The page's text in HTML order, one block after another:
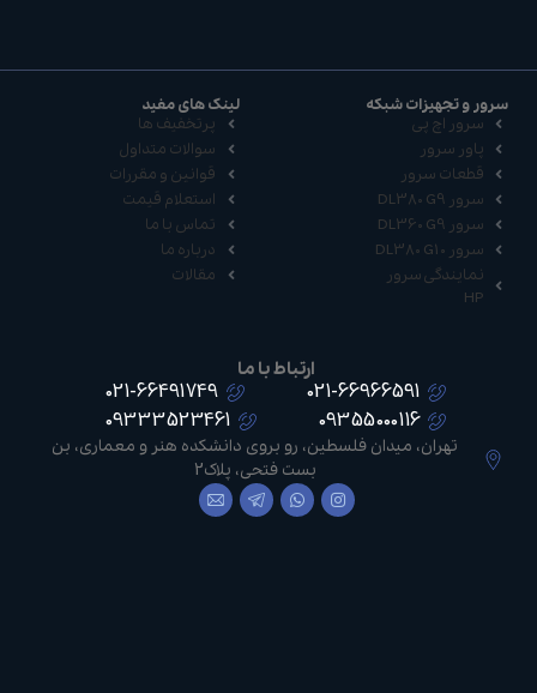
سرور و تجهیزات شبکه
سرور اچ پی
پاور سرور
قطعات سرور
سرور DL380 G9
سرور DL360 G9
سرور DL380 G10
نمایندگی سرور
HP
لینک های مفید
پرتخفیف ها
سوالات متداول
قوانین و مقررات
استعلام قیمت
تماس با ما
درباره ما
مقالات
ارتباط با ما
021-66966591
021-66491749
09355000116
09333523461
تهران، میدان فلسطین، رو بروی دانشکده هنر و معماری، بن
بست فتحی، پلاک2